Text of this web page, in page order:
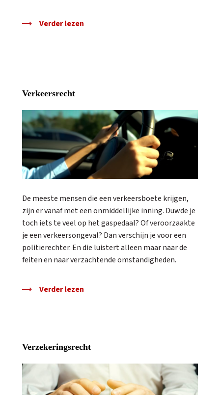
Verder lezen
Verkeersrecht
De meeste mensen die een verkeersboete krijgen,
zijn er vanaf met een onmiddellijke inning. Duwde je
toch iets te veel op het gaspedaal? Of veroorzaakte
je een verkeersongeval? Dan verschijn je voor een
politierechter. En die luistert alleen maar naar de
feiten en naar verzachtende omstandigheden.
Verder lezen
Verzekeringsrecht